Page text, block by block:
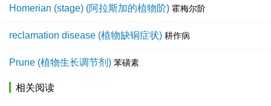
Homerian (stage) (阿拉斯加的植物阶) 霍梅尔阶
reclamation disease (植物缺铜症状) 耕作病
Prune (植物生长调节剂) 苯磺素
相关阅读